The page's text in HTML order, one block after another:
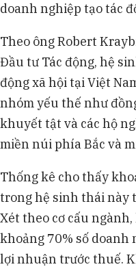
doanh nghiệp tạo tác
Theo ông Robert
Đầu tư Tác động, hệ
động xã hội tại Việt
nhóm yếu thế như
khuyết tật và các hộ
miền núi phía Bắc và
Thống kê cho thấy
trong hệ sinh thái này
Xét theo cơ cấu
khoảng 70% số doanh
lợi nhuận trước thuế.